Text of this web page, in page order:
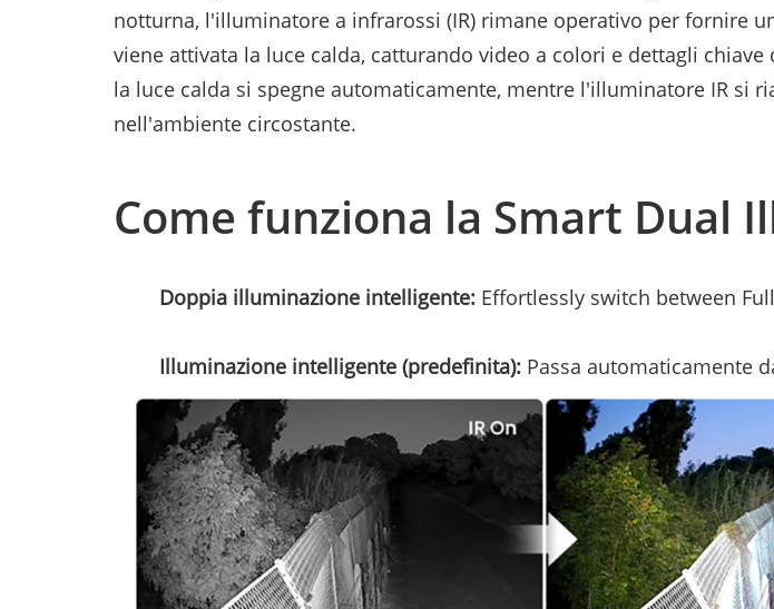
notturna, l'illuminatore a infrarossi (IR) rimane operativo per fornire
viene attivata la luce calda, catturando video a colori e dettagli
la luce calda si spegne automaticamente, mentre l'illuminatore IR si
nell'ambiente circostante.
Come funziona la Smart Dual
Doppia illuminazione intelligente: Effortlessly switch between
Illuminazione intelligente (predefinita): Passa automaticamente